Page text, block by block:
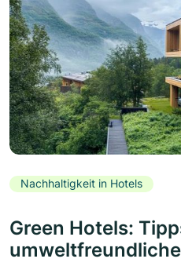
Nachhaltigkeit in Hotels
Green Hotels: